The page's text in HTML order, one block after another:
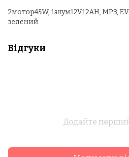
2мотор45W, 1акум12V12AH, MP3,
зелений
Відгуки
Додайте перший